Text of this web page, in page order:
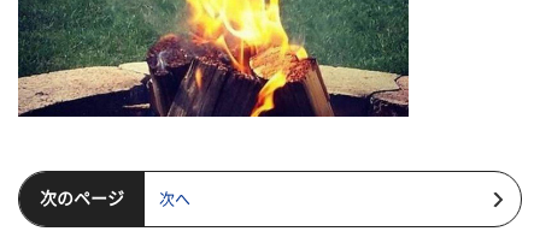
次のページ 次へ